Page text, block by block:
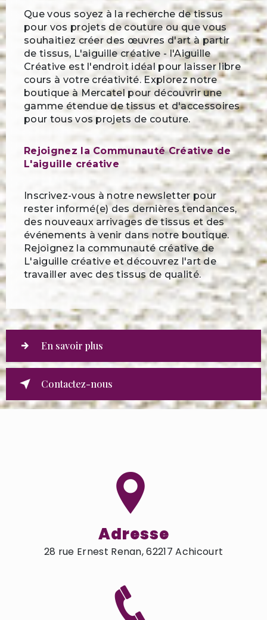
Que vous soyez à la recherche de tissus
pour vos projets de couture ou que vous
souhaitiez créer des œuvres d'art à partir
de tissus, L'aiguille créative - l'Aiguille
Créative est l'endroit idéal pour laisser libre
cours à votre créativité. Explorez notre
boutique à Mercatel pour découvrir une
gamme étendue de tissus et d'accessoires
pour tous vos projets de couture.
Rejoignez la Communauté Créative de
L'aiguille créative
Inscrivez-vous à notre newsletter pour
rester informé(e) des dernières tendances,
des nouveaux arrivages de tissus et des
événements à venir dans notre boutique.
Rejoignez la communauté créative de
L'aiguille créative et découvrez l'art de
travailler avec des tissus de qualité.
En savoir plus
Contactez-nous
Adresse
28 rue Ernest Renan, 62217 Achicourt